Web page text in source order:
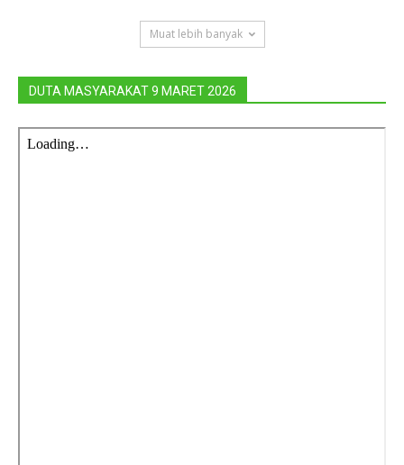
Muat lebih banyak
DUTA MASYARAKAT 9 MARET 2026